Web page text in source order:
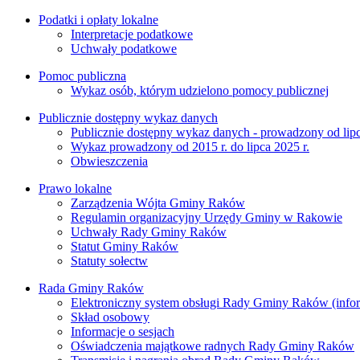
Podatki i opłaty lokalne
Interpretacje podatkowe
Uchwały podatkowe
Pomoc publiczna
Wykaz osób, którym udzielono pomocy publicznej
Publicznie dostępny wykaz danych
Publicznie dostępny wykaz danych - prowadzony od
Wykaz prowadzony od 2015 r. do lipca 2025 r.
Obwieszczenia
Prawo lokalne
Zarządzenia Wójta Gminy Raków
Regulamin organizacyjny Urzędy Gminy w Rakowie
Uchwały Rady Gminy Raków
Statut Gminy Raków
Statuty sołectw
Rada Gminy Raków
Elektroniczny system obsługi Rady Gminy Raków
Skład osobowy
Informacje o sesjach
Oświadczenia majątkowe radnych Rady Gminy Raków